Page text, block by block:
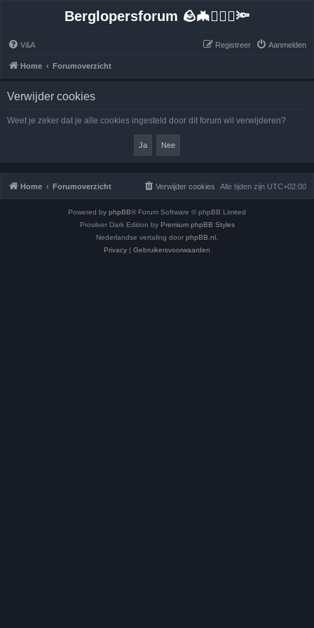
Berglopersforum 🪨🦇🚶🏻‍♂️🔦
V&A Aanmelden
Registreer
Home Forumoverzicht
Verwijder cookies
Weet je zeker dat je alle cookies ingesteld door dit forum wil verwijderen?
Home Forumoverzicht Alle tijden zijn UTC+02:00
Verwijder cookies
Powered by phpBB® Forum Software © phpBB Limited
Prosilver Dark Edition by Premium phpBB Styles
Nederlandse vertaling door phpBB.nl
Privacy | Gebruikersvoorwaarden